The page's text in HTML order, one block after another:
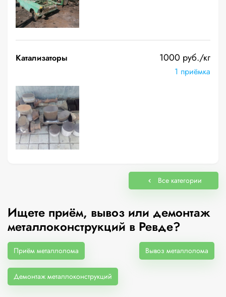
Катализаторы 1000 руб./кг
1 приёмка
Все категории
Ищете приём, вывоз или демонтаж
металлоконструкций в Ревде?
Приём металлолома Вывоз металлолома
Демонтаж металлоконструкций